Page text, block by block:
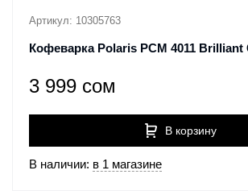
Артикул: 10305763
Кофеварка Polaris PCM 4011 Brilliant
3 999 сом
В корзину
В наличии: в 1 магазине